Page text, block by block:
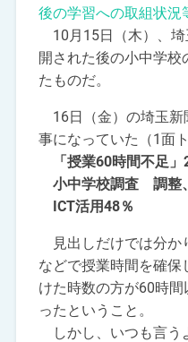
後の学習への取組状況
10月15日（木）、埼
開された後の小中学校
たものだ。
16日（金）の埼玉新
事になっていた（1面ト
「授業60時間不足」
小中学校調査 調整
ICT活用48％
見出しだけでは分か
などで授業時間を確保
けた時数の方が60時
ったということ。
しかし、いつも言う